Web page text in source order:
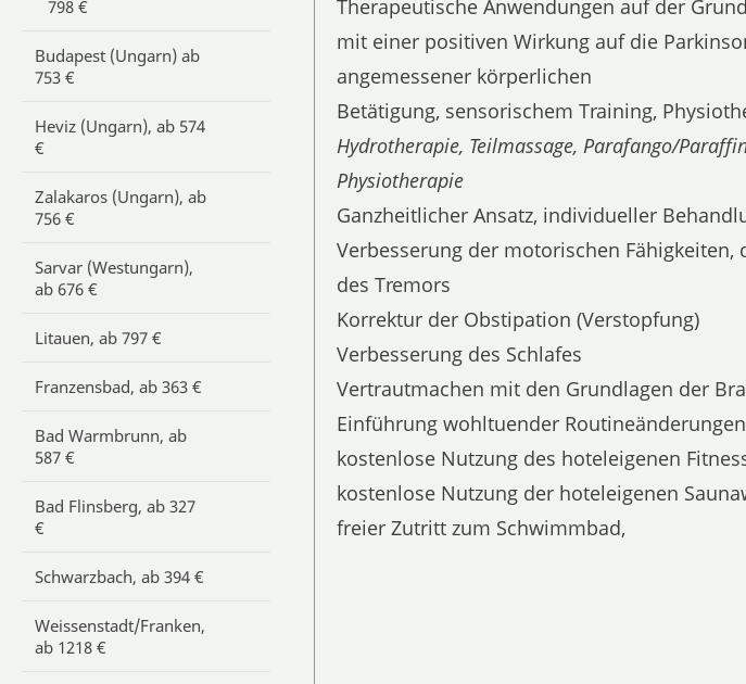
798 €
Budapest (Ungarn) ab
753 €
Heviz (Ungarn), ab 574
€
Zalakaros (Ungarn), ab
756 €
Sarvar (Westungarn),
ab 676 €
Litauen, ab 797 €
Franzensbad, ab 363 €
Bad Warmbrunn, ab
587 €
Bad Flinsberg, ab 327
€
Schwarzbach, ab 394 €
Weissenstadt/Franken,
ab 1218 €
Therapeutische Anwendungen auf der
mit einer positiven Wirkung auf die
angemessener körperlichen
Betätigung, sensorischem Training,
Hydrotherapie, Teilmassage, Parafango/
Physiotherapie
Ganzheitlicher Ansatz, individueller
Verbesserung der motorischen
des Tremors
Korrektur der Obstipation (Verstopfung)
Verbesserung des Schlafes
Vertrautmachen mit den Grundlagen der
Einführung wohltuender
kostenlose Nutzung des hoteleigenen
kostenlose Nutzung der hoteleigenen
freier Zutritt zum Schwimmbad,